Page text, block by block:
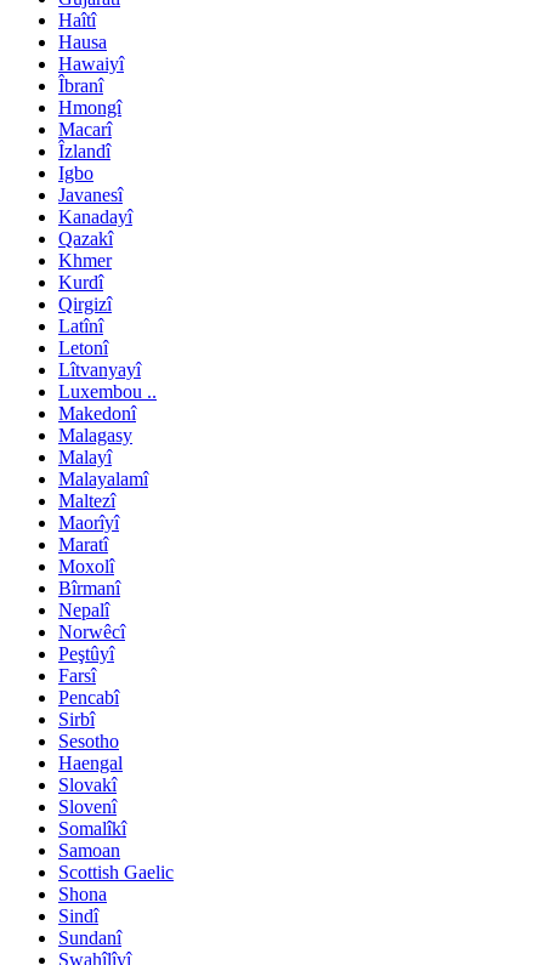
Haîtî
Hausa
Hawaiyî
Îbranî
Hmongî
Macarî
Îzlandî
Igbo
Javanesî
Kanadayî
Qazakî
Khmer
Kurdî
Qirgizî
Latînî
Letonî
Lîtvanyayî
Luxembou ..
Makedonî
Malagasy
Malayî
Malayalamî
Maltezî
Maorîyî
Maratî
Moxolî
Bîrmanî
Nepalî
Norwêcî
Peştûyî
Farsî
Pencabî
Sirbî
Sesotho
Haengal
Slovakî
Slovenî
Somalîkî
Samoan
Scottish Gaelic
Shona
Sindî
Sundanî
Swahîlîyî